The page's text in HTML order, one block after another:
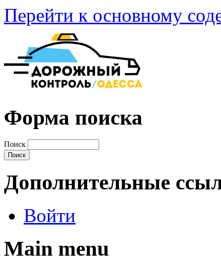
Перейти к основному
Форма поиска
Поиск
Дополнительные
Войти
Main menu